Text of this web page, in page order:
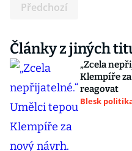
Předchozí
Články z jiných
„Zcela
Klempíře
reagovat
Blesk